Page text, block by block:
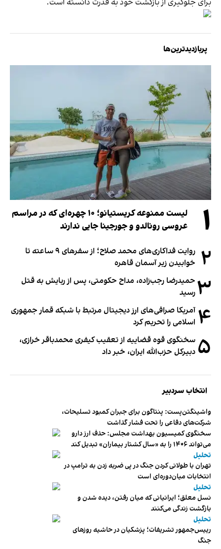
برای جلوگیری از بازگشت خود به قدرت دانسته است.
پربازدیدترین‌ها
۱
لیست ممنوعه کریستیانو؛ ۱۰ چهره‌ای که در مراسم
عروسی رونالدو و جورجینا جایی ندارند
۲
روایت فداکاری‌های محمد صلاح؛ از سفرهای ۹ ساعته تا
خوابیدن زیر آسمان قاهره
۳ حمیدرضا رجب‌زاده، مداح حکومتی، پس از ربایش به قتل
رسید
۴ آمریکا صرافی‌های ارز دیجیتال مرتبط با شبکه قمار جمهوری
اسلامی را تحریم کرد
۵ سخنگوی قوه قضاییه از تعقیب کیفری محمدباقر خرازی،
دبیر‌کل حزب‌الله ایران، خبر داد
انتخاب سردبیر
واشینگتن‌پست: پنتاگون برای جبران کمبود تسلیحات،
شرکت‌های دفاعی را تحت فشار گذاشت
سخنگوی کمیسیون بهداشت مجلس: حذف ارز دارو
می‌تواند ۱۴۰۶ را به «سال کشتار بیماران» تبدیل کند
تحلیل
تهران با طولانی کردن جنگ در پی ضربه زدن به ترامپ در
انتخابات میان‌دوره‌ای است
تحلیل
نسل معلق؛ ایرانیانی که میان رفتن، دیده شدن و
بازگشت زندگی می‌کنند
تحلیل
رییس‌جمهور تشریفات؛ پزشکیان در حاشیه روزهای
جنگ